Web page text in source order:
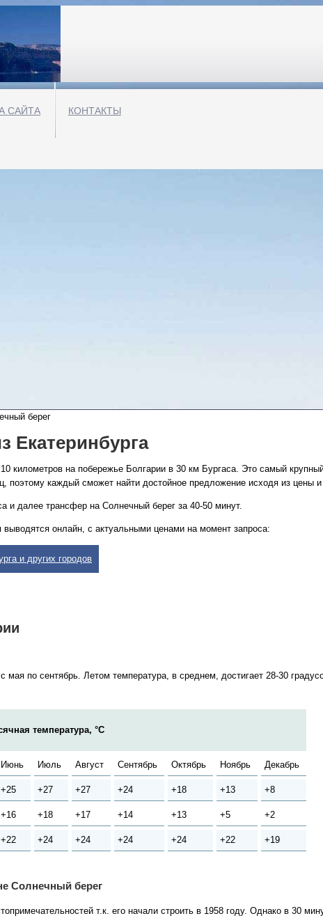
САЙТА КОНТАКТЫ
берег
Екатеринбурга
километров на побережье Болгарии в 30 км Бургаса. Это самый
поэтому каждый сможет найти достойное предложение исходя из цены и
и далее трансфер на Солнечный берег за 40-50 минут.
онлайн, с актуальными ценами на момент запроса:
и других городов
по сентябрь. Летом температура, в среднем, достигает 28-30
температура, °C
Июнь Июль Август Сентябрь Октябрь Ноябрь Декабрь
+25 +27 +27 +24 +18 +13 +8
+16 +18 +17 +14 +13 +5 +2
+22 +24 +24 +24 +24 +22 +19
Солнечный берег
т.к. его начали строить в 1958 году. Однако в 30